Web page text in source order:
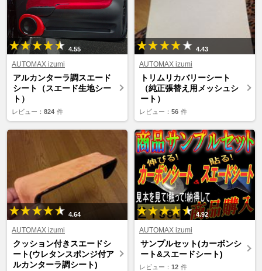
4.55
AUTOMAX izumi
アルカンターラ調スエード
シート（スエード生地シー
ト）
レビュー： 824 件
4.43
AUTOMAX izumi
トリムリカバリーシート
（純正張替え用メッシュシ
ート）
レビュー： 56 件
4.64
AUTOMAX izumi
クッション付きスエードシ
ート(ウレタンスポンジ付ア
ルカンターラ調シート)
4.92
AUTOMAX izumi
サンプルセット(カーボンシ
ート&スエードシート)
レビュー： 12 件